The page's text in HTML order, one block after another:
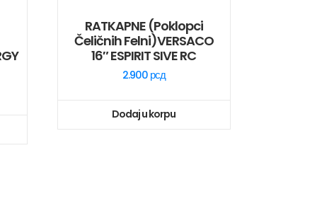
RATKAPNE (poklopci
Čeličnih Felni)VERSACO
16″ ESPIRIT SIVE RC
2.900 рсд
Dodaj u korpu